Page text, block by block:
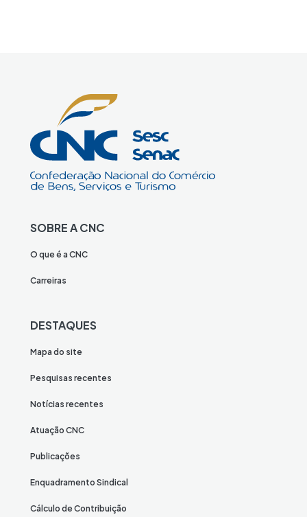
SOBRE A CNC
O que é a CNC
Carreiras
DESTAQUES
Mapa do site
Pesquisas recentes
Notícias recentes
Atuação CNC
Publicações
Enquadramento Sindical
Cálculo de Contribuição